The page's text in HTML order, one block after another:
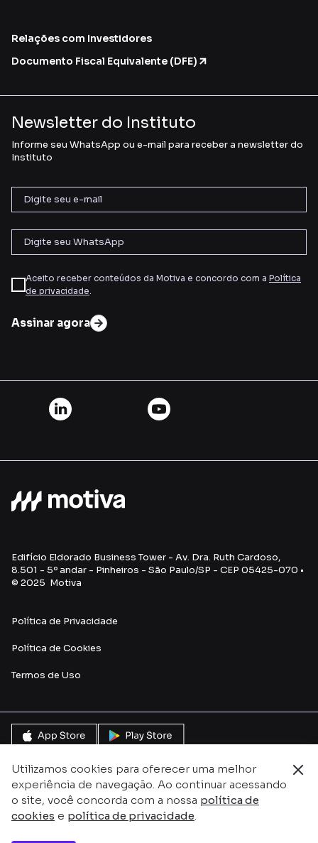
Utilizamos cookies para oferecer uma melhor
experiência de navegação. Ao continuar acessando
o site, você concorda com a nossa política de
cookies e política de privacidade.
Relações com Investidores
Documento Fiscal Equivalente (DFE)
Newsletter do Instituto
Informe seu WhatsApp ou e-mail para receber a newsletter do
Instituto
Aceito receber conteúdos da Motiva e concordo com a Política
de privacidade.
Assinar agora
Edifício Eldorado Business Tower - Av. Dra. Ruth Cardoso,
8.501 - 5º andar - Pinheiros - São Paulo/SP - CEP 05425-070 •
© 2025 Motiva
Política de Privacidade
Política de Cookies
Termos de Uso